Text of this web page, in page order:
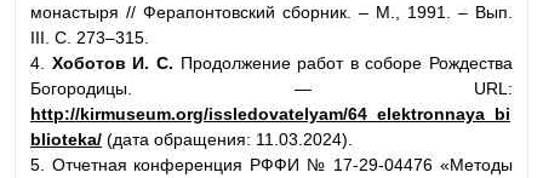
монастыря // Ферапонтовский сборник. – М., 1991. – Вып.
III. С. 273‒315.
4. Хоботов И. С. Продолжение работ в соборе Рождества
Богородицы. — URL:
http://kirmuseum.org/issledovatelyam/64_elektronnaya_bi
blioteka/ (дата обращения: 11.03.2024).
5. Отчетная конференция РФФИ № 17-29-04476 «Методы